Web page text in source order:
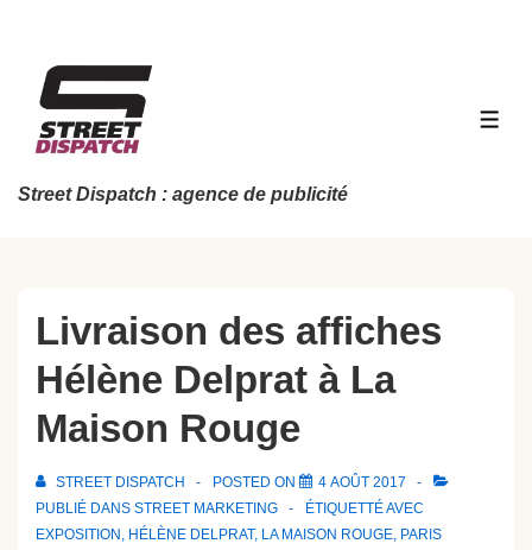
contenu
principal
Street Dispatch : agence de publicité
Livraison des affiches
Hélène Delprat à La
Maison Rouge
STREET DISPATCH POSTED ON
4 AOÛT 2017
PUBLIÉ DANS STREET MARKETING
ÉTIQUETTÉ AVEC
EXPOSITION , HÉLÈNE DELPRAT, LA MAISON ROUGE, PARIS